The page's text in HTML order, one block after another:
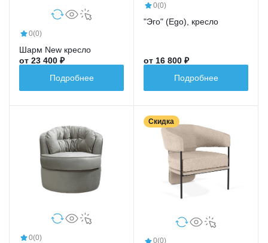
0(0)
Шарм New кресло
от 23 400 ₽
Подробнее
0(0)
"Эго" (Ego), кресло
от 16 800 ₽
Подробнее
0(0)
Скидка
0(0)